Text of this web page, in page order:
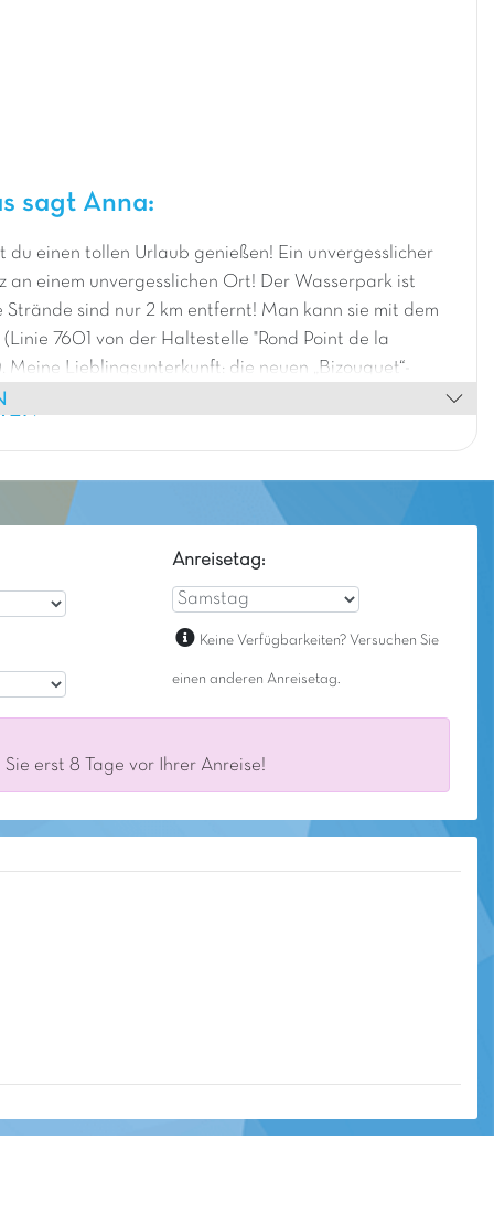
sagt Anna:
du einen tollen Urlaub genießen! Ein unvergesslicher
an einem unvergesslichen Ort! Der Wasserpark ist
Strände sind nur 2 km entfernt! Man kann sie mit dem
7601 von der Haltestelle "Rond Point de la
Meine Lieblingsunterkunft: die neuen „Bizouquet“-
Kinder lieben. La Pinède bietet auch zwei Rutschen
Anreisetag:
Keine Verfügbarkeiten? Versuchen Sie
einen anderen Anreisetag.
erst 8 Tage vor Ihrer Anreise!